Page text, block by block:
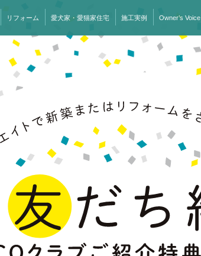
リフォーム 愛犬家・愛猫家住宅 施工実例 Owner’s Voice